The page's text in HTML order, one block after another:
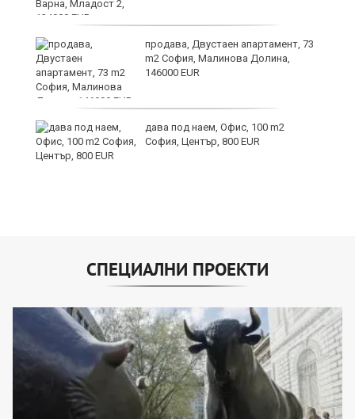
продава, Двустаен апартамент, 73
m2 София, Малинова Долина,
146000 EUR
дава под наем, Офис, 100 m2
София, Център, 800 EUR
СПЕЦИАЛНИ ПРОЕКТИ